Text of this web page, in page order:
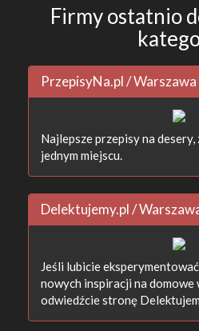
Firmy ostatnio
PrzepisyNa.pl / Warszawa
Najlepsze przepisy na
jednym miejscu.
Delektujemy.pl /
Jeśli lubicie
nowych inspiracji na
odwiedźcie stronę